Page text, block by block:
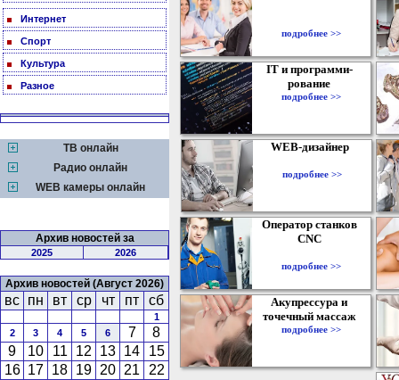
Интернет
Спорт
Культура
Разное
ТВ онлайн
Радио онлайн
WEB камеры онлайн
Архив новостей за
2025 2026
Архив новостей (Август 2026)
вс пн вт ср чт пт сб
1
2
3 4 5 6 7
8
9
10 11 12 13 14
15
16 17 18 19 20 21
22
подробнее >>
IT и программи-
рование
подробнее >>
WEB-дизайнер
подробнее >>
Оператор станков
CNC
подробнее >>
Акупрессура и
точечный массаж
подробнее >>